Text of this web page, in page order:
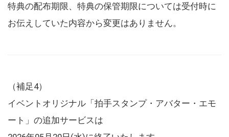
特典の配布期限、特典の保管期限については受付時に
お伝えしていた内容から変更はありません。
（補足4）
イベントオリジナル「拍手スタンプ・アバター・エモ
ート」の追加サービスは